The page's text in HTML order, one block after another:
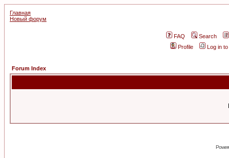
Главная
Новый форум
FAQ
Search
Profile
Log in
Forum Index